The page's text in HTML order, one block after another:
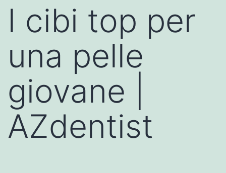
I cibi top per
una pelle
giovane |
AZdentist